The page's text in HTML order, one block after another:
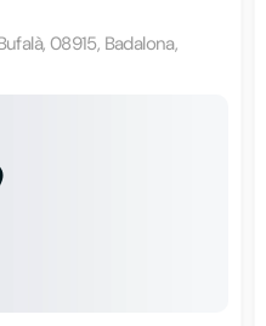
08915, Badalona,